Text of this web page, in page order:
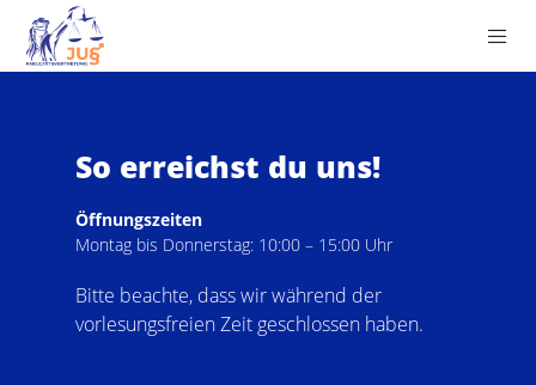
So erreichst du uns!
Öffnungszeiten
Montag bis Donnerstag: 10:00 – 15:00 Uhr
Bitte beachte, dass wir während der
vorlesungsfreien Zeit geschlossen haben.